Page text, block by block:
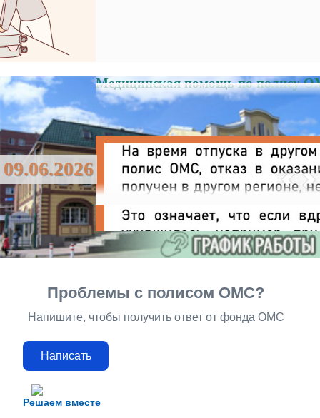
Медицинская помощь по полису
09.06.2026
Решаем вместе
Проблемы с полисом ОМС?
Напишите, чтобы получить ответ от фонда ОМС
Написать